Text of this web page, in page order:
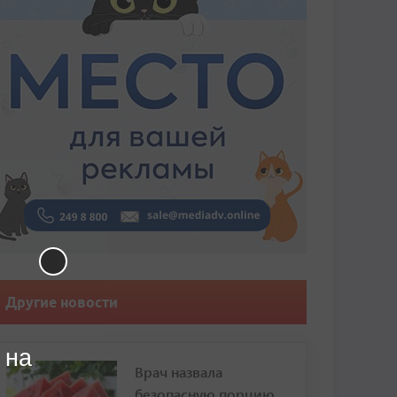
Другие новости
Врач назвала